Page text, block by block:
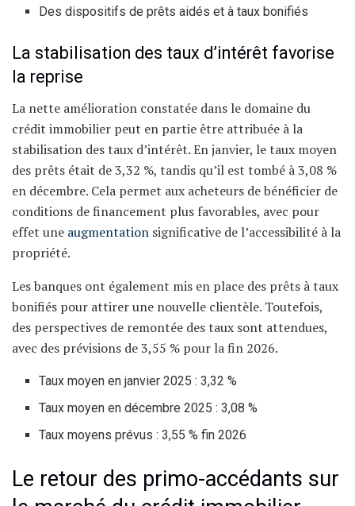
Des dispositifs de prêts aidés et à taux bonifiés
La stabilisation des taux d’intérêt favorise
la reprise
La nette amélioration constatée dans le domaine du
crédit immobilier peut en partie être attribuée à la
stabilisation des taux d’intérêt. En janvier, le taux moyen
des prêts était de 3,32 %, tandis qu’il est tombé à 3,08 %
en décembre. Cela permet aux acheteurs de bénéficier de
conditions de financement plus favorables, avec pour
effet une augmentation significative de l’accessibilité à la
propriété.
Les banques ont également mis en place des prêts à taux
bonifiés pour attirer une nouvelle clientèle. Toutefois,
des perspectives de remontée des taux sont attendues,
avec des prévisions de 3,55 % pour la fin 2026.
Taux moyen en janvier 2025 : 3,32 %
Taux moyen en décembre 2025 : 3,08 %
Taux moyens prévus : 3,55 % fin 2026
Le retour des primo-accédants sur